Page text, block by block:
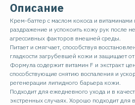
Описание
Крем-баттер с маслом кокоса и витаминами
раздражение и успокоить кожу рук после
агрессивных факторов внешней среды.
Питает и смягчает, способствуя
гладкости загрубевшей кожи и защищает
Формула содержит витамин F и экстракт
способствующие снятию воспаления и
регенерации липидного барьера кожи.
Подходит для ежедневного ухода и в
экстренных случаях. Хорошо подходит для